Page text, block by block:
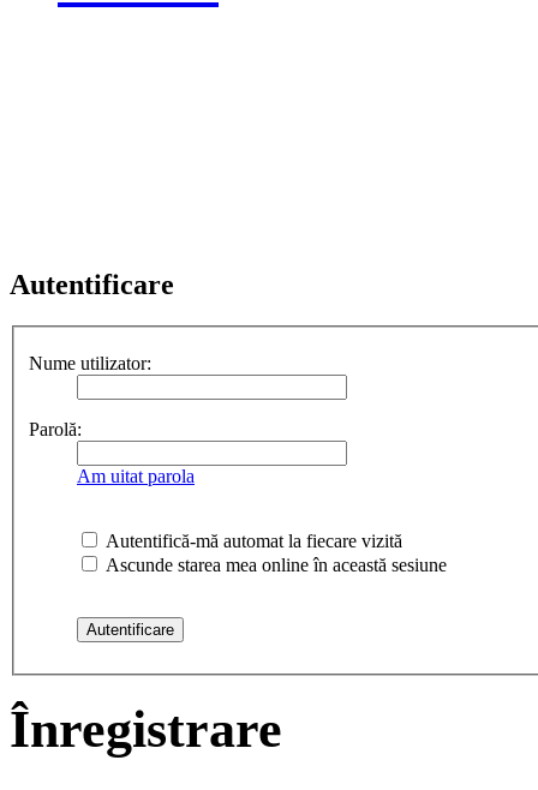
Autentificare
Nume utilizator:
Parolă:
Am uitat parola
Autentifică-mă automat la fiecare vizită
Ascunde starea mea online în această sesiune
Înregistrare